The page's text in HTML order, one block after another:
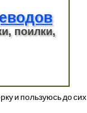
поилки,
и пользуюсь до сих